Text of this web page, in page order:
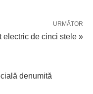
URMĂTOR
electric de cinci stele »
denumită